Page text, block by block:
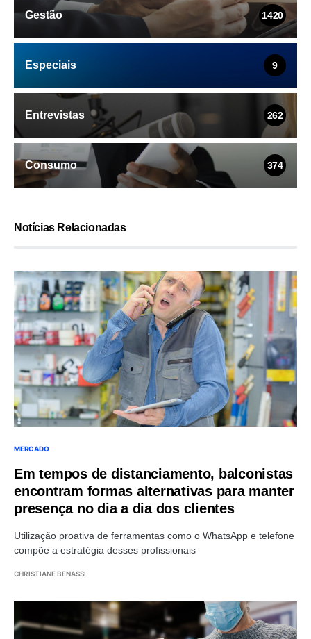
Gestão 1420
Especiais 9
Entrevistas 262
Consumo 374
Notícias Relacionadas
MERCADO
Em tempos de distanciamento, balconistas
encontram formas alternativas para manter
presença no dia a dia dos clientes
Utilização proativa de ferramentas como o WhatsApp e telefone
compõe a estratégia desses profissionais
CHRISTIANE BENASSI